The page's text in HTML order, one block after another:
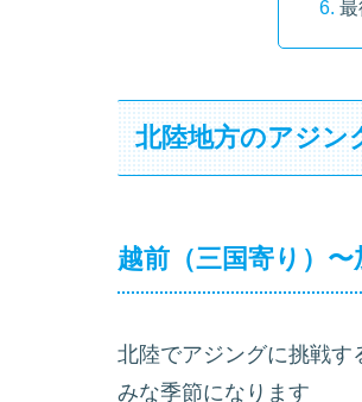
最
北陸地方のアジン
越前（三国寄り）
北陸でアジングに挑戦す
みな季節になります